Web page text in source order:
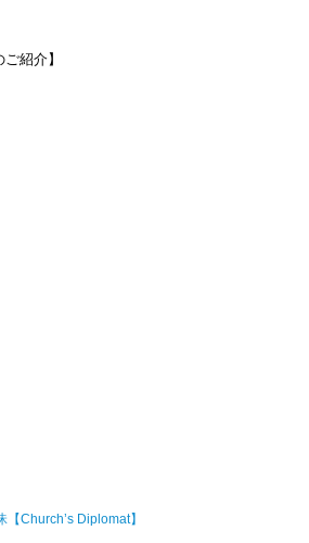
紹介】
Church’s Diplomat】